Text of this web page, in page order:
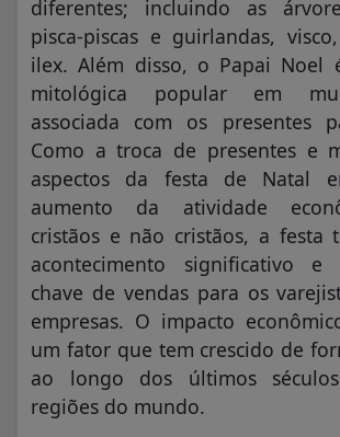
diferentes; incluindo as
pisca-piscas e guirlandas,
ilex. Além disso, o Papai Noel
mitológica popular em
associada com os presentes
Como a troca de presentes e
aspectos da festa de Natal
aumento da atividade
cristãos e não cristãos, a festa
acontecimento significativo
chave de vendas para os
empresas. O impacto
um fator que tem crescido de
ao longo dos últimos
regiões do mundo.